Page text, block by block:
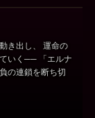
き出し、 運命の
いく── 「エルナ
の連鎖を断ち切